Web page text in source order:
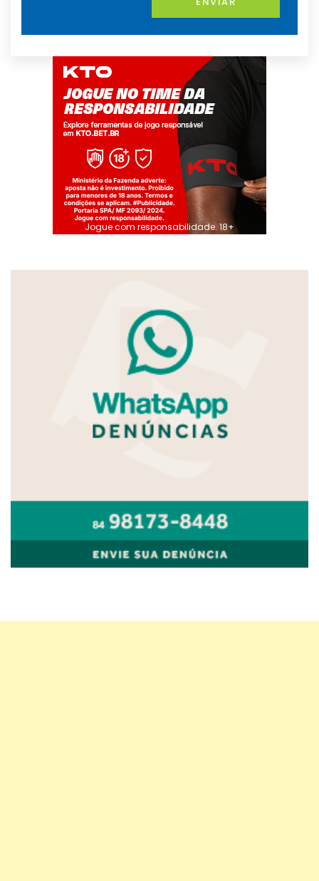
Jogue com responsabilidade. 18+